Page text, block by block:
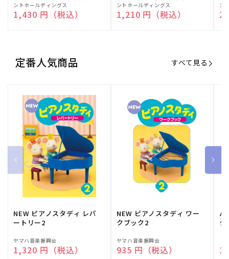
売
元:
ントホールディングス
通常価格
1,430 円（税込）
売
元:
ントホールディングス
通常価格
1,210 円（税込）
売
元:
ン
定番人気商品 すべて見る
NEW ピアノスタディ レパ
ートリー2
販
売
ヤマハ音楽振興会
通常価格
1,320 円（税込）
NEW ピアノスタディ ワー
クブック2
販
売
ヤマハ音楽振興会
通常価格
935 円（税込）
バ
ク
売